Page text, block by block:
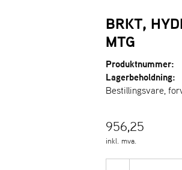
BRKT,
MTG
Produktnummer:
Lagerbeholdning:
Bestillingsvare,
956,25
inkl. mva.